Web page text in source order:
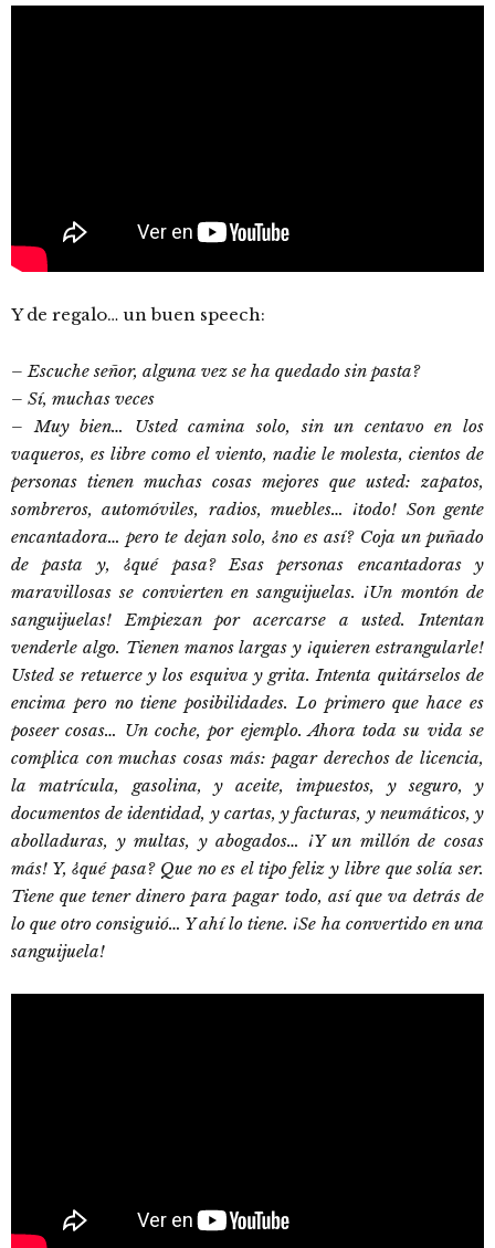
Y de regalo… un buen speech:
– Escuche señor, alguna vez se ha quedado sin pasta?
– Sí, muchas veces
– Muy bien… Usted camina solo, sin un centavo en los
vaqueros, es libre como el viento, nadie le molesta, cientos de
personas tienen muchas cosas mejores que usted: zapatos,
sombreros, automóviles, radios, muebles… ¡todo! Son gente
encantadora… pero te dejan solo, ¿no es así? Coja un puñado
de pasta y, ¿qué pasa? Esas personas encantadoras y
maravillosas se convierten en sanguijuelas. ¡Un montón de
sanguijuelas! Empiezan por acercarse a usted. Intentan
venderle algo. Tienen manos largas y ¡quieren estrangularle!
Usted se retuerce y los esquiva y grita. Intenta quitárselos de
encima pero no tiene posibilidades. Lo primero que hace es
poseer cosas… Un coche, por ejemplo. Ahora toda su vida se
complica con muchas cosas más: pagar derechos de licencia,
la matrícula, gasolina, y aceite, impuestos, y seguro, y
documentos de identidad, y cartas, y facturas, y neumáticos, y
abolladuras, y multas, y abogados… ¡Y un millón de cosas
más! Y, ¿qué pasa? Que no es el tipo feliz y libre que solía ser.
Tiene que tener dinero para pagar todo, así que va detrás de
lo que otro consiguió… Y ahí lo tiene. ¡Se ha convertido en una
sanguijuela!